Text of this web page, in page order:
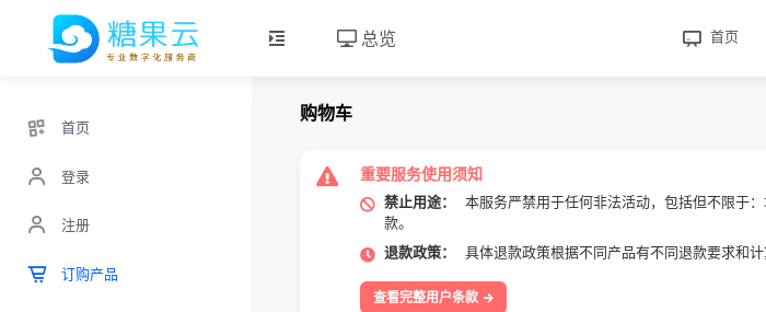
总览 首页
首页
登录
注册
订购产品
购物车
重要服务使用须知
禁止用途：
本服务严禁用于任何非法活动，包括但不限于
款。
退款政策：
具体退款政策根据不同产品有不同退款要求和
查看完整用户条款